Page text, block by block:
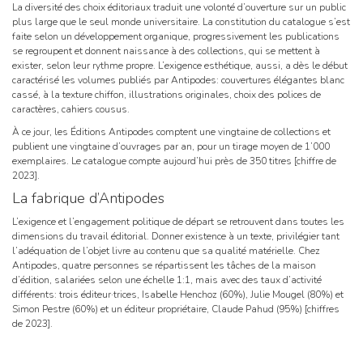
La diversité des choix éditoriaux traduit une volonté d’ouverture sur un public
plus large que le seul monde universitaire. La constitution du catalogue s’est
faite selon un développement organique, progressivement les publications
se regroupent et donnent naissance à des collections, qui se mettent à
exister, selon leur rythme propre. L’exigence esthétique, aussi, a dès le début
caractérisé les volumes publiés par Antipodes: couvertures élégantes blanc
cassé, à la texture chiffon, illustrations originales, choix des polices de
caractères, cahiers cousus.
À ce jour, les Éditions Antipodes comptent une vingtaine de collections et
publient une vingtaine d’ouvrages par an, pour un tirage moyen de 1’000
exemplaires. Le catalogue compte aujourd’hui près de 350 titres [chiffre de
2023].
La fabrique d’Antipodes
L’exigence et l’engagement politique de départ se retrouvent dans toutes les
dimensions du travail éditorial. Donner existence à un texte, privilégier tant
l’adéquation de l’objet livre au contenu que sa qualité matérielle. Chez
Antipodes, quatre personnes se répartissent les tâches de la maison
d’édition, salariées selon une échelle 1:1, mais avec des taux d’activité
différents: trois éditeur·trices, Isabelle Henchoz (60%), Julie Mougel (80%) et
Simon Pestre (60%) et un éditeur propriétaire, Claude Pahud (95%) [chiffres
de 2023].